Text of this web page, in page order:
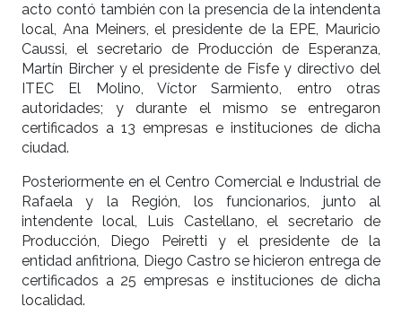
acto contó también con la presencia de la intendenta
local, Ana Meiners, el presidente de la EPE, Mauricio
Caussi, el secretario de Producción de Esperanza,
Martín Bircher y el presidente de Fisfe y directivo del
ITEC El Molino, Víctor Sarmiento, entro otras
autoridades; y durante el mismo se entregaron
certificados a 13 empresas e instituciones de dicha
ciudad.
Posteriormente en el Centro Comercial e Industrial de
Rafaela y la Región, los funcionarios, junto al
intendente local, Luis Castellano, el secretario de
Producción, Diego Peiretti y el presidente de la
entidad anfitriona, Diego Castro se hicieron entrega de
certificados a 25 empresas e instituciones de dicha
localidad.